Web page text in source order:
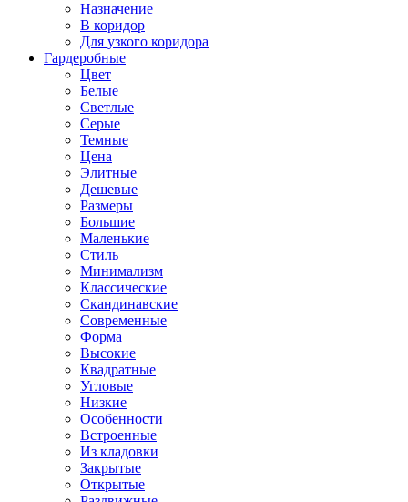
Назначение
В коридор
Для узкого коридора
Гардеробные
Цвет
Белые
Светлые
Серые
Темные
Цена
Элитные
Дешевые
Размеры
Большие
Маленькие
Стиль
Минимализм
Классические
Скандинавские
Современные
Форма
Высокие
Квадратные
Угловые
Низкие
Особенности
Встроенные
Из кладовки
Закрытые
Открытые